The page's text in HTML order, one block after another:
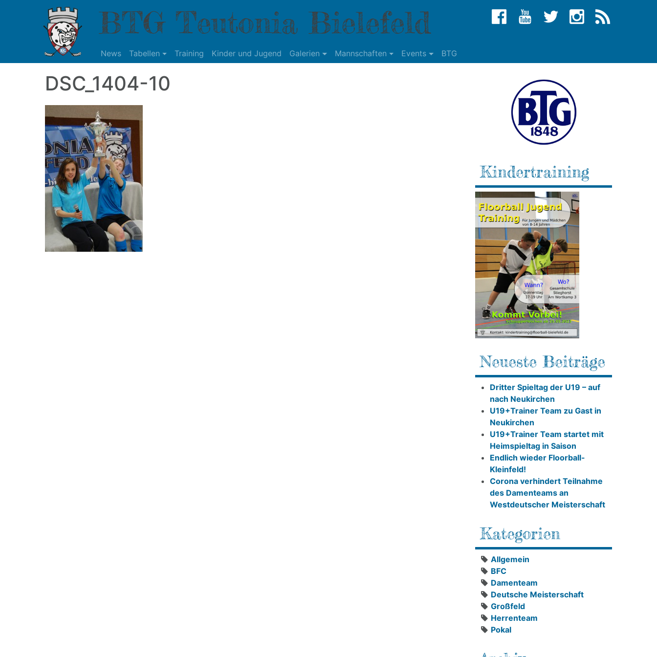
BTG Teutonia Bielefeld
News Tabellen Training Kinder und Jugend Galerien Mannschaften Events BTG
DSC_1404-10
Kindertraining
Neueste Beiträge
Dritter Spieltag der U19 – auf
nach Neukirchen
U19+Trainer Team zu Gast in
Neukirchen
U19+Trainer Team startet mit
Heimspieltag in Saison
Endlich wieder Floorball-
Kleinfeld!
Corona verhindert Teilnahme
des Damenteams an
Westdeutscher Meisterschaft
Kategorien
Allgemein
BFC
Damenteam
Deutsche Meisterschaft
Großfeld
Herrenteam
Pokal